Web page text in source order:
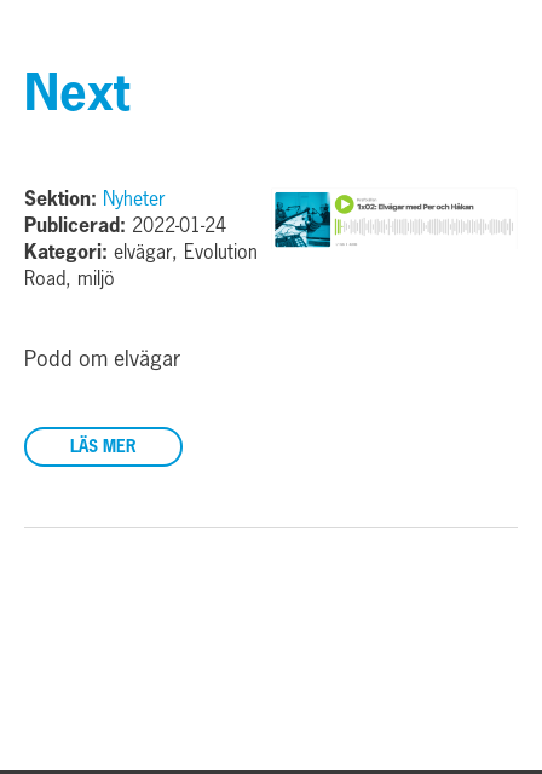
Next
Sektion: Nyheter
Publicerad: 2022-01-24
Kategori: elvägar, Evolution
Road, miljö
Podd om elvägar
LÄS MER